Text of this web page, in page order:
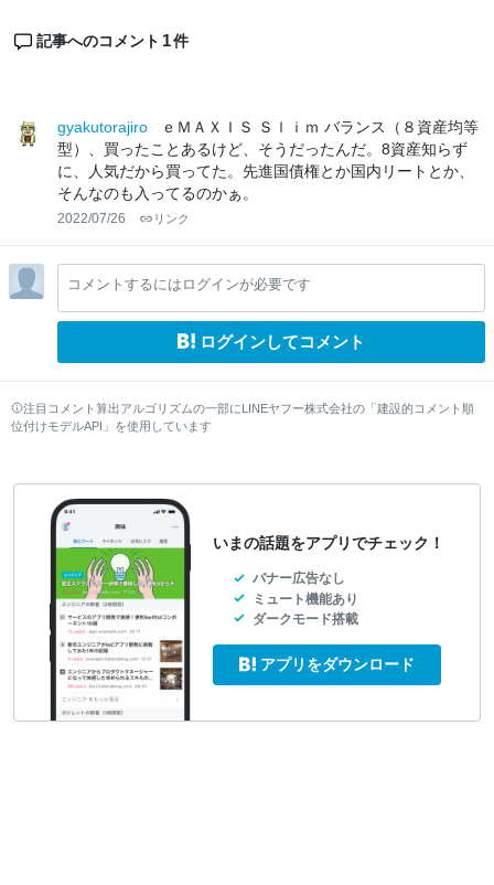
記事へのコメント 1件
gyakutorajiro
ｅＭＡＸＩＳ Ｓｌｉｍ バランス（８資産均等
型）、買ったことあるけど、そうだったんだ。8資産知らず
に、人気だから買ってた。先進国債権とか国内リートとか、
そんなのも入ってるのかぁ。
2022/07/26 リンク
コメントするにはログインが必要です
ログインしてコメント
注目コメント算出アルゴリズムの一部にLINEヤフー株式会社の「建設的コメント順
位付けモデルAPI」を使用しています
いまの話題をアプリでチェック！
バナー広告なし
ミュート機能あり
ダークモード搭載
アプリをダウンロード